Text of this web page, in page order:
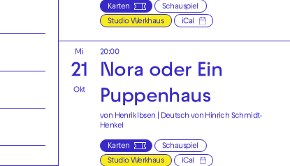
Karten Schauspiel
Studio Werkhaus iCal
Mi
21
Okt
20:00
Nora oder Ein
Puppenhaus
von Henrik Ibsen | Deutsch von Hinrich Schmidt-
Henkel
Karten Schauspiel
Studio Werkhaus iCal